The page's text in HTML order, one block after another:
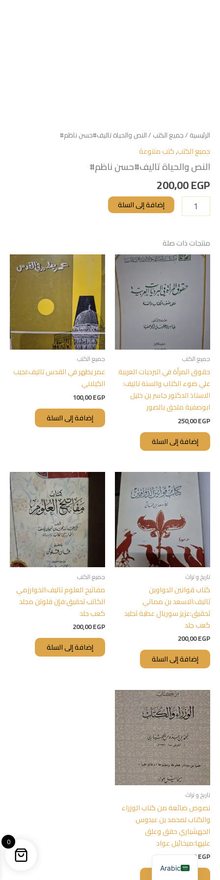
الرئيسية /جميع الكتب / النص والحياة تاليف#حسن ناظم#
جميع الكتب,كتب متنوعة
النص والحياة تاليف#حسن ناظم#
200,00EGP
إضافة إلى السلة
منتجات ذات صلة
جميع الكتب
حقوق المرأة في البرديات العربية
علي ضوء الكتاب والسنة تاليف:
الاستاذ الدكتور جاسر بن خليل
ابوصفية ملحق بالصور
250,00EGP
إضافة إلى السلة
جميع الكتب
عمر يظهر في القدس تاليف:نجيب
الكيلاني
100,00EGP
إضافة إلى السلة
تاريخ و تراث
كتاب قوانين الدواوين
تاليف:الاسعد بن مماتي
تحقيق:عزيز سوريال عطية تجليد
كعب جلد
200,00EGP
إضافة إلى السلة
جميع الكتب
مفاتيح العلوم تاليف:الخوارزمي
الكاتب تحقيق:فإن فلوتن مجلد
كعب جلد
200,00EGP
إضافة إلى السلة
تاريخ و تراث
نصوص ضائعة من كتاب الوزراء
والكتاب لمحمد بن عبدوس
الجهشياري حقق وعلق
عليها:ميخائيل عواد
200,00EGP
0
Arabic